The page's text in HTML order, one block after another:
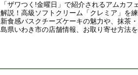
「ザワつく!金曜日」で紹介されるアムカフ
解説！高級ソフトクリーム「クレミア」を
新食感バスクチーズケーキの魅力や、抹茶
島県いわき市の店舗情報、お取り寄せ方法を